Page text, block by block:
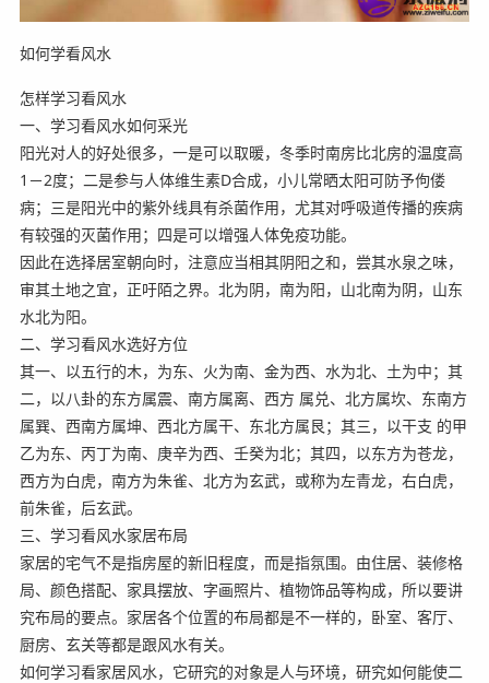
如何学看风水
怎样学习看风水
一、学习看风水如何采光
阳光对人的好处很多，一是可以取暖，冬季时南房比北房的温度高
1－2度；二是参与人体维生素D合成，小儿常晒太阳可防予佝偻
病；三是阳光中的紫外线具有杀菌作用，尤其对呼吸道传播的疾病
有较强的灭菌作用；四是可以增强人体免疫功能。
因此在选择居室朝向时，注意应当相其阴阳之和，尝其水泉之味，
审其土地之宜，正吁陌之界。北为阴，南为阳，山北南为阴，山东
水北为阳。
二、学习看风水选好方位
其一、以五行的木，为东、火为南、金为西、水为北、土为中；其
二，以八卦的东方属震、南方属离、西方 属兑、北方属坎、东南方
属巽、西南方属坤、西北方属干、东北方属艮；其三，以干支 的甲
乙为东、丙丁为南、庚辛为西、壬癸为北；其四，以东方为苍龙，
西方为白虎，南方为朱雀、北方为玄武，或称为左青龙，右白虎，
前朱雀，后玄武。
三、学习看风水家居布局
家居的宅气不是指房屋的新旧程度，而是指氛围。由住居、装修格
局、颜色搭配、家具摆放、字画照片、植物饰品等构成，所以要讲
究布局的要点。家居各个位置的布局都是不一样的，卧室、客厅、
厨房、玄关等都是跟风水有关。
如何学习看家居风水，它研究的对象是人与环境，研究如何能使二